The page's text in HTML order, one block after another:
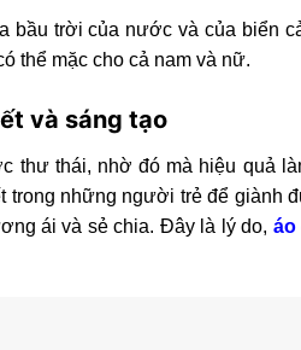
bầu trời của nước và của biển
thể mặc cho cả nam và nữ.
và sáng tạo
thư thái, nhờ đó mà hiệu quả
những người trẻ để giành
ái và sẻ chia. Đây là lý do, áo